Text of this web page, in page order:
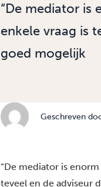
“De mediator is
enkele vraag is
goed mogelijk
Geschreven
“De mediator is
teveel en de adviseur